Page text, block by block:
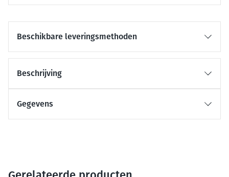
Beschikbare leveringsmethoden
Beschrijving
Gegevens